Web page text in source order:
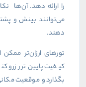
را ارائه دهد. آن‌ها
می‌توانند بینش و
دهند.
تورهای ارزان‌تر
کیفیت پایین‌تر رزرو
بگذارد و موقعیت